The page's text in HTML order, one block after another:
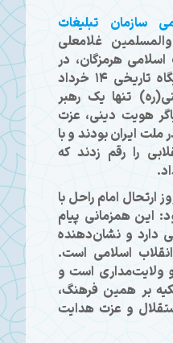
سازمان تبلیغات
غلامعلی
هرمزگان، در
گفتگویی با اشاره به جایگاه تاریخی ۱۴ خرداد
تنها یک رهبر
هویت دینی، عزت
ایران بودند و با
را رقم زدند که
ارتحال امام راحل با
این همزمانی پیام
دارد و نشان‌دهنده
اسلامی است.
ولایت‌مداری است و
بر همین فرهنگ،
و عزت هدایت